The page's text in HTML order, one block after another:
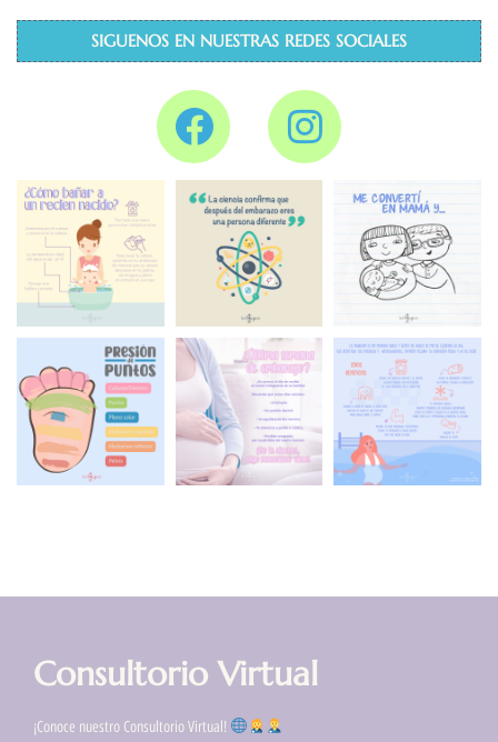
SIGUENOS EN NUESTRAS REDES SOCIALES
Consultorio Virtual
¡Conoce nuestro Consultorio Virtual!